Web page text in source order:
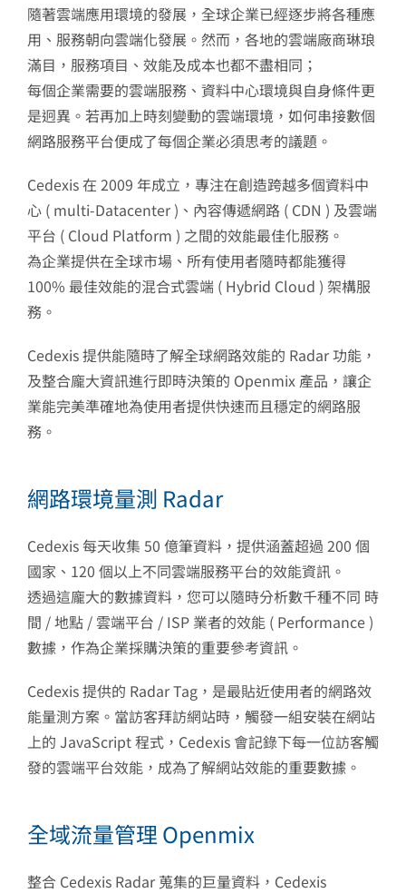
隨著雲端應用環境的發展，全球企業已經逐步將各種應
用、服務朝向雲端化發展。然而，各地的雲端廠商琳琅
滿目，服務項目、效能及成本也都不盡相同；
每個企業需要的雲端服務、資料中心環境與自身條件更
是迥異。若再加上時刻變動的雲端環境，如何串接數個
網路服務平台便成了每個企業必須思考的議題。
Cedexis 在 2009 年成立，專注在創造跨越多個資料中
心 ( multi-Datacenter )、內容傳遞網路 ( CDN ) 及雲端
平台 ( Cloud Platform ) 之間的效能最佳化服務。
為企業提供在全球市場、所有使用者隨時都能獲得
100% 最佳效能的混合式雲端 ( Hybrid Cloud ) 架構服
務。
Cedexis 提供能隨時了解全球網路效能的 Radar 功能，
及整合龐大資訊進行即時決策的 Openmix 產品，讓企
業能完美準確地為使用者提供快速而且穩定的網路服
務。
網路環境量測 Radar
Cedexis 每天收集 50 億筆資料，提供涵蓋超過 200 個
國家、120 個以上不同雲端服務平台的效能資訊。
透過這龐大的數據資料，您可以隨時分析數千種不同 時
間 / 地點 / 雲端平台 / ISP 業者的效能 ( Performance )
數據，作為企業採購決策的重要參考資訊。
Cedexis 提供的 Radar Tag，是最貼近使用者的網路效
能量測方案。當訪客拜訪網站時，觸發一組安裝在網站
上的 JavaScript 程式，Cedexis 會記錄下每一位訪客觸
發的雲端平台效能，成為了解網站效能的重要數據。
全域流量管理 Openmix
整合 Cedexis Radar 蒐集的巨量資料，Cedexis